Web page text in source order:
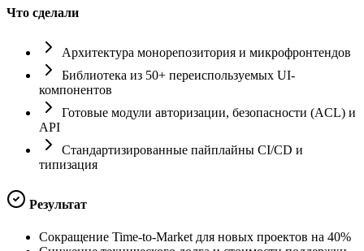
Что сделали
Архитектура монорепозитория и микрофронтендов
Библиотека из 50+ переиспользуемых UI-
компонентов
Готовые модули авторизации, безопасности (ACL) и
API
Стандартизированные пайплайны CI/CD и
типизация
Результат
Сокращение Time-to-Market для новых проектов на 40%